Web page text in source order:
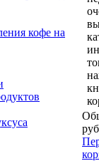
кофе на